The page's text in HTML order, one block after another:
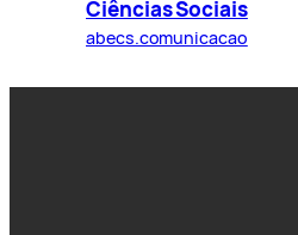
Ciências Sociais
abecs.comunicacao